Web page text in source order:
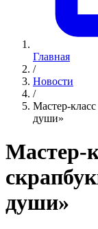
Главная
/
Новости
/
Мастер-
души»
Мастер-
души»